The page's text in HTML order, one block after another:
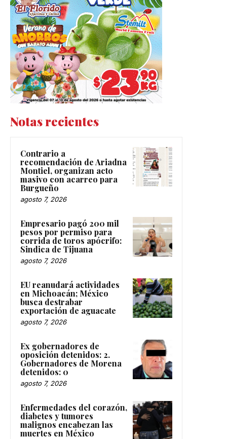
Notas recientes
Contrario a
recomendación de Ariadna
Montiel, organizan acto
masivo con acarreo para
Burgueño
agosto 7, 2026
Empresario pagó 200 mil
pesos por permiso para
corrida de toros apócrifo:
Sindica de Tijuana
agosto 7, 2026
EU reanudará actividades
en Michoacán; México
busca destrabar
exportación de aguacate
agosto 7, 2026
Ex gobernadores de
oposición detenidos: 2.
Gobernadores de Morena
detenidos: 0
agosto 7, 2026
Enfermedades del corazón,
diabetes y tumores
malignos encabezan las
muertes en México